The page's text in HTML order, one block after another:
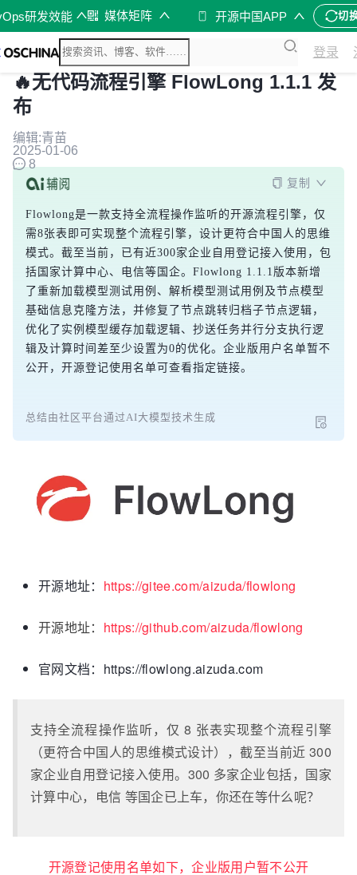
研发效能 媒体矩阵 开源中国APP 切
登录
🔥无代码流程引擎 FlowLong 1.1.1 发
布
编辑:青苗
2025-01-06
8
复制
Flowlong是一款支持全流程操作监听的开源流程引擎，仅
需8张表即可实现整个流程引擎，设计更符合中国人的思维
模式。截至当前，已有近300家企业自用登记接入使用，包
括国家计算中心、电信等国企。Flowlong 1.1.1版本新增
了重新加载模型测试用例、解析模型测试用例及节点模型
基础信息克隆方法，并修复了节点跳转归档子节点逻辑，
优化了实例模型缓存加载逻辑、抄送任务并行分支执行逻
辑及计算时间差至少设置为0的优化。企业版用户名单暂不
公开，开源登记使用名单可查看指定链接。
总结由社区平台通过AI大模型技术生成
开源地址： https://gitee.com/aizuda/flowlong
开源地址： https://github.com/aizuda/flowlong
官网文档：https://flowlong.aizuda.com
支持全流程操作监听，仅 8 张表实现整个流程引擎
（更符合中国人的思维模式设计），截至当前近 300
家企业自用登记接入使用。300 多家企业包括，国家
计算中心，电信 等国企已上车，你还在等什么呢？
开源登记使用名单如下，企业版用户暂不公开